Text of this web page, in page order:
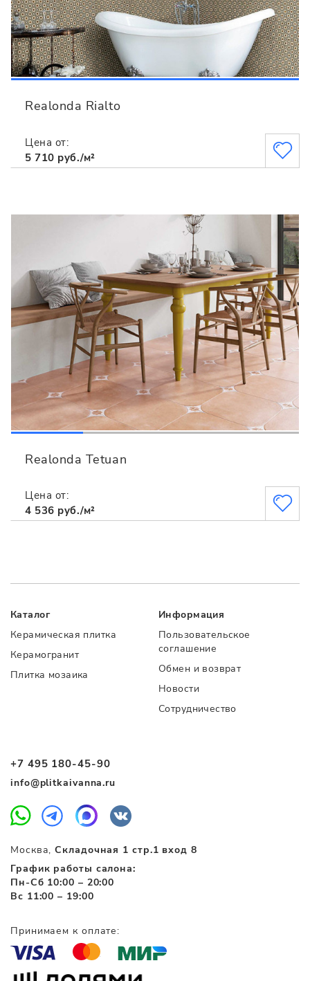
Realonda Rialto
Цена от:
5 710 руб./м²
Realonda Tetuan
Цена от:
4 536 руб./м²
+7 495 180-45-90
info@plitkaivanna.ru
Москва,Складочная 1 стр.1 вход 8
График работы салона:
Пн-Сб 10:00 – 20:00
Вс 11:00 – 19:00
Каталог
Керамическая плитка
Керамогранит
Плитка мозаика
Информация
Пользовательское
соглашение
Обмен и возврат
Новости
Сотрудничество
Принимаем к оплате: